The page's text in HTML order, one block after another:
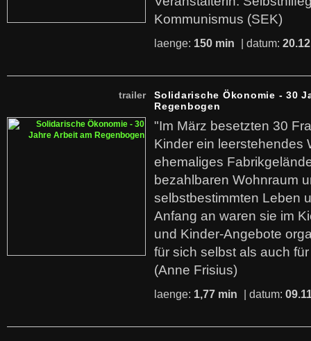
Kommunismus (SEK)
laenge: 150 min | datum:
trailer
Solidarische Ökonomie - 30
Regenbogen
"Im März besetzten 30
Kinder ein leerstehendes
ehemaliges
bezahlbaren Wohnraum
selbstbestimmten Leben
Anfang an waren sie im
und Kinder-Angebote
für sich selbst als auch
(Anne Frisius)
laenge: 1,77 min | datum: